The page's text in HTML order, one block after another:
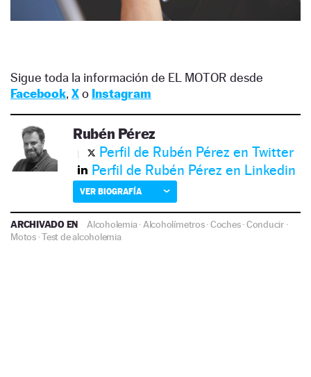
Sigue toda la información de EL MOTOR desde
Facebook, Xo Instagram
Rubén Pérez
Perfil de Rubén Pérez en Twitter
Perfil de Rubén Pérez en Linkedin
VER BIOGRAFÍA
ARCHIVADO EN Alcoholemia· Alcoholímetros·Coches·Conducir ·
Motos·Test de alcoholemia